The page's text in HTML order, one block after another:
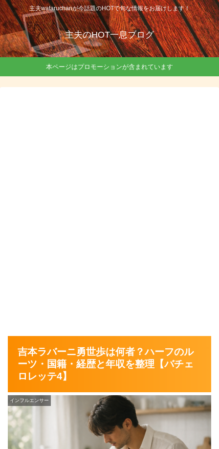
主夫wataruchanが今話題のHOTで旬な情報をお届けします！
主夫のHOT一息ブログ
本ページはプロモーションが含まれています
吉本ラバーニ勇世歩は何者？ハーフのル
ーツ・国籍・経歴と年収を整理【バチェ
ロレッテ4】
インフルエンサー